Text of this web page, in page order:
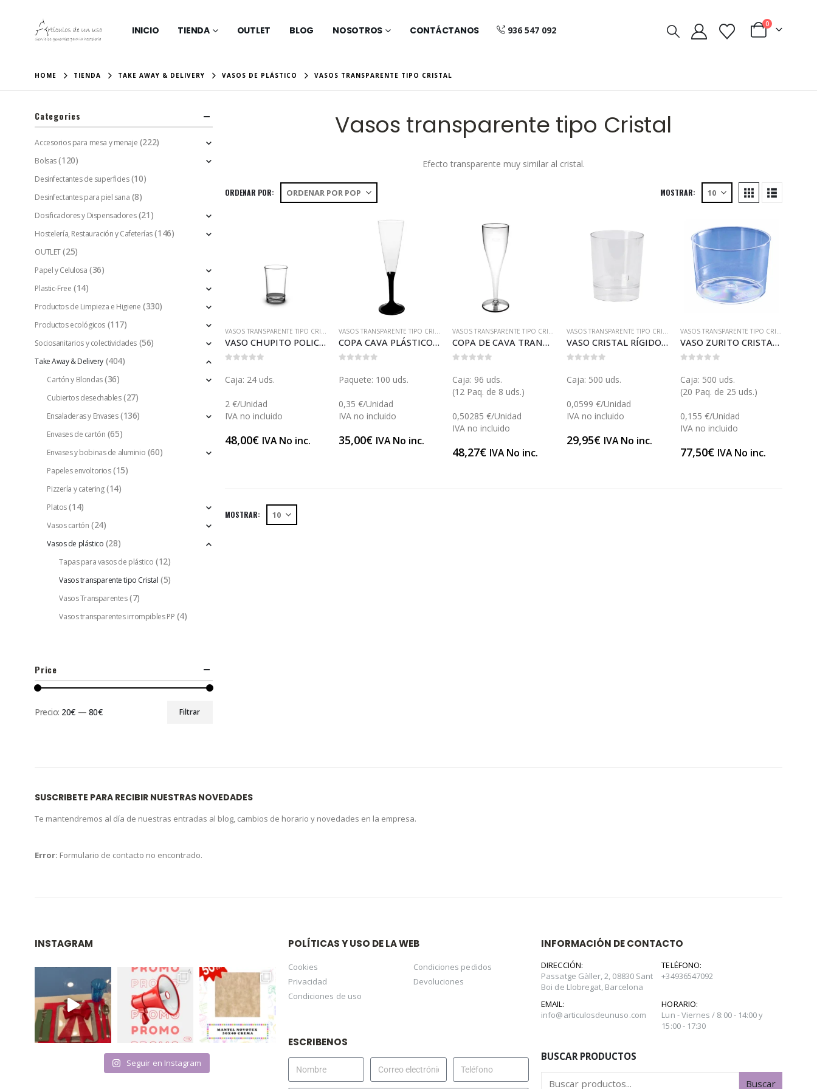
INICIO TIENDA OUTLET BLOG NOSOTROS CONTÁCTANOS 936 547 092
0
HOME TIENDA TAKE AWAY & DELIVERY VASOS DE PLÁSTICO VASOS TRANSPARENTE TIPO CRISTAL
Vasos transparente tipo Cristal
Efecto transparente muy similar al cristal.
ORDENAR POR: MOSTRAR:
VASOS TRANSPARENTE TIPO CRISTAL
VASO CHUPITO POLICARBONATO (MB51)
Caja: 24 uds.
2 €/Unidad
IVA no incluido
48,00€ IVA No inc.
VASOS TRANSPARENTE TIPO CRISTAL
COPA CAVA PLÁSTICO (V044)
Paquete: 100 uds.
0,35 €/Unidad
IVA no incluido
35,00€ IVA No inc.
VASOS TRANSPARENTE TIPO CRISTAL
COPA DE CAVA TRANSPARENTE (V048)
Caja: 96 uds.
(12 Paq. de 8 uds.)
0,50285 €/Unidad
IVA no incluido
48,27€ IVA No inc.
VASOS TRANSPARENTE TIPO CRISTAL
VASO CRISTAL RÍGIDO CHUPITO (V043)
Caja: 500 uds.
0,0599 €/Unidad
IVA no incluido
29,95€ IVA No inc.
VASOS TRANSPARENTE TIPO CRISTAL
VASO ZURITO CRISTAL 210 (V022)
Caja: 500 uds.
(20 Paq. de 25 uds.)
0,155 €/Unidad
IVA no incluido
77,50€ IVA No inc.
MOSTRAR:
Categories
Accesorios para mesa y menaje (222)
Bolsas (120)
Desinfectantes de superficies (10)
Desinfectantes para piel sana (8)
Dosificadores y Dispensadores (21)
Hostelería, Restauración y Cafeterías (146)
OUTLET (25)
Papel y Celulosa (36)
Plastic-Free (14)
Productos de Limpieza e Higiene (330)
Productos ecológicos (117)
Sociosanitarios y colectividades (56)
Take Away & Delivery (404)
Cartón y Blondas (36)
Cubiertos desechables (27)
Ensaladeras y Envases (136)
Envases de cartón (65)
Envases y bobinas de aluminio (60)
Papeles envoltorios (15)
Pizzería y catering (14)
Platos (14)
Vasos cartón (24)
Vasos de plástico (28)
Tapas para vasos de plástico (12)
Vasos transparente tipo Cristal (5)
Vasos Transparentes (7)
Vasos transparentes irrompibles PP (4)
Price
Filtrar
Precio: 20€ — 80€
SUSCRIBETE PARA RECIBIR NUESTRAS NOVEDADES
Te mantendremos al día de nuestras entradas al blog, cambios de horario y novedades en la empresa.
Error: Formulario de contacto no encontrado.
INSTAGRAM
Seguir en Instagram
POLÍTICAS Y USO DE LA WEB
Cookies
Privacidad
Condiciones de uso
Condiciones pedidos
Devoluciones
ESCRIBENOS
INFORMACIÓN DE CONTACTO
DIRECCIÓN:
Passatge Gàller, 2, 08830 Sant
Boi de Llobregat, Barcelona
TELÉFONO:
+34936547092
EMAIL:
info@articulosdeunuso.com
HORARIO:
Lun - Viernes / 8:00 - 14:00 y
15:00 - 17:30
BUSCAR PRODUCTOS
Buscar